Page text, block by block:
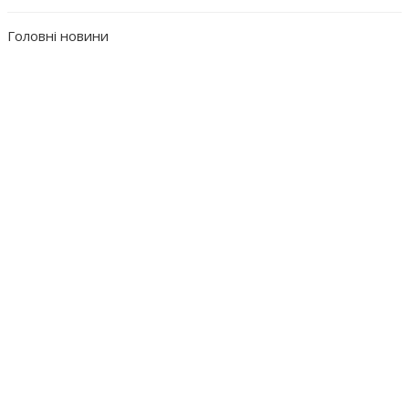
Головні новини